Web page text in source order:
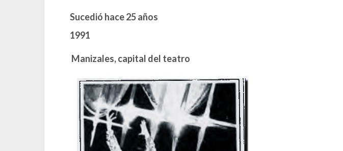
Sucedió hace 25 años
1991
Manizales, capital del teatro